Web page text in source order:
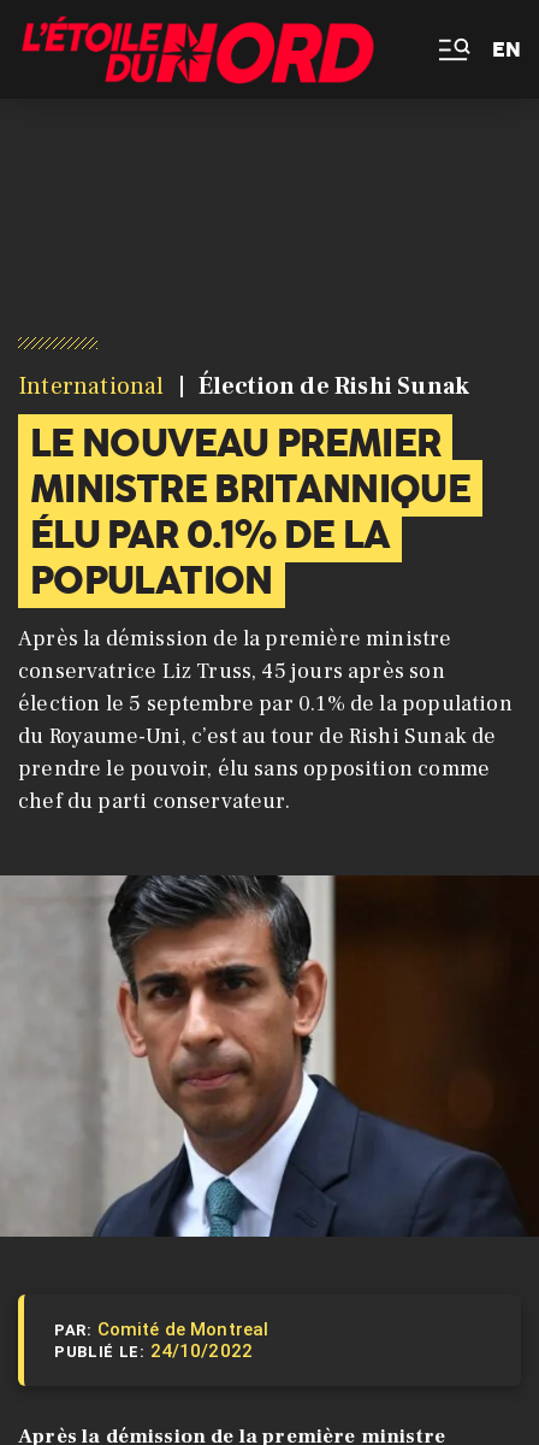
EN
International Élection de Rishi Sunak
LE NOUVEAU PREMIER
MINISTRE BRITANNIQUE
ÉLU PAR 0.1% DE LA
POPULATION
Après la démission de la première ministre
conservatrice Liz Truss, 45 jours après son
élection le 5 septembre par 0.1% de la population
du Royaume-Uni, c’est au tour de Rishi Sunak de
prendre le pouvoir, élu sans opposition comme
chef du parti conservateur.
PAR: Comité de Montreal
PUBLIÉ LE: 24/10/2022
Après la démission de la première ministre